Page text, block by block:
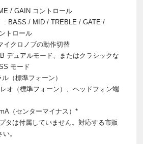
/ GAIN コントロール
: BASS / MID / TREBLE / GATE /
トロール
イクロノブの動作切替
デュアルモード、またはクラシックな
モード
（標準フォーン）
オ（標準フォーン）、ヘッドフォン端
（センターマイナス）*
タは付属していません。対応する市販
。